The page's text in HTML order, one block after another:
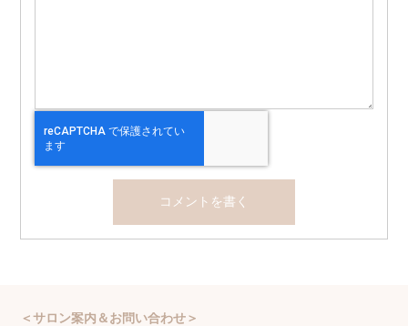
＜サロン案内＆お問い合わせ＞